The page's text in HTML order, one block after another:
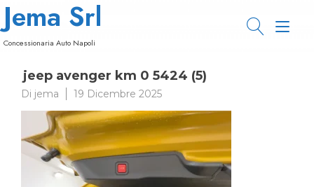
Passa
contenuto
Jema Srl
Concessionaria Auto Napoli
jeep avenger km 0 5424 (5)
Di jema 19 Dicembre 2025